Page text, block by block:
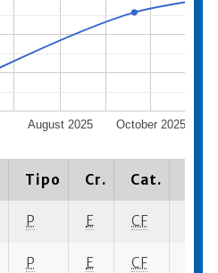
August 2025 October 2025
Tipo Cr. Cat.
P E CF
P E CF